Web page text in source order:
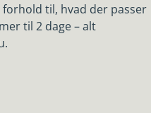
til, hvad der passer
til 2 dage – alt